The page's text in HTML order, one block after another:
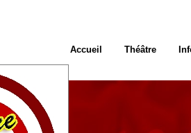
Accueil Théâtre